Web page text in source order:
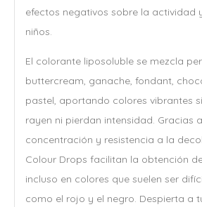
efectos negativos sobre la actividad
niños.
El colorante liposoluble se mezcla
buttercream, ganache, fondant,
pastel, aportando colores vibrantes
rayen ni pierdan intensidad. Gracias
concentración y resistencia a la
Colour Drops facilitan la obtención
incluso en colores que suelen ser
como el rojo y el negro. Despierta a